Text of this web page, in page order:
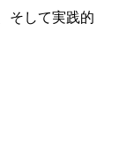
そして実践的